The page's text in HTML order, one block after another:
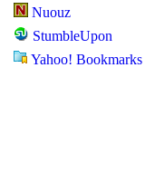
Nuouz
StumbleUpon
Yahoo! Bookmarks